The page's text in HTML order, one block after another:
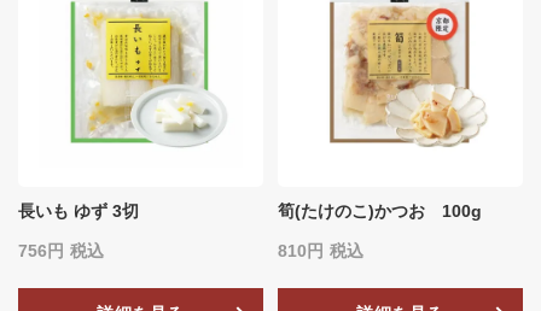
長いも ゆず 3切
756 税込
筍(たけのこ)かつお 100g
810 税込